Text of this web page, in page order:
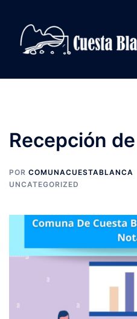
contenido
Recepción
POR COMUNACUESTABLANCA
UNCATEGORIZED